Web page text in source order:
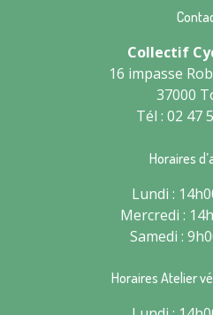
Collectif
16 impasse
37000
Tél : 02 47
Horaires
Lundi :
Mercredi :
Samedi :
Horaires Atelier